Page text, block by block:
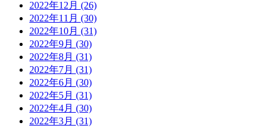
2022年12月 (26)
2022年11月 (30)
2022年10月 (31)
2022年9月 (30)
2022年8月 (31)
2022年7月 (31)
2022年6月 (30)
2022年5月 (31)
2022年4月 (30)
2022年3月 (31)